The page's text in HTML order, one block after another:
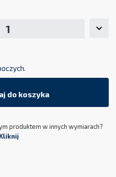
do koszyka
produktem w innych wymiarach?
Kliknij